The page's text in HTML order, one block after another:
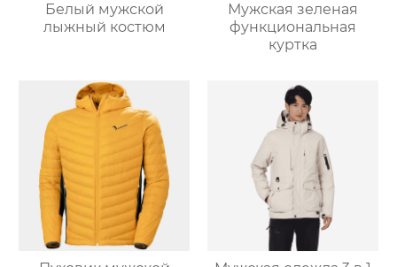
Белый мужской
лыжный костюм
Мужская зеленая
функциональная
куртка